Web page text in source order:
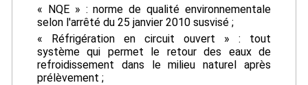
« NQE » : norme de qualité environnementale
selon l'arrêté du 25 janvier 2010 susvisé ;
« Réfrigération en circuit ouvert » : tout
système qui permet le retour des eaux de
refroidissement dans le milieu naturel après
prélèvement ;